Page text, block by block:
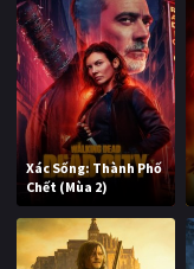
Xác Sống: Thành Phố
Chết (Mùa 2)